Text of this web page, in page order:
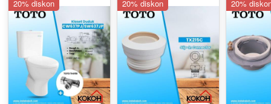
20% diskon 20% diskon 20%